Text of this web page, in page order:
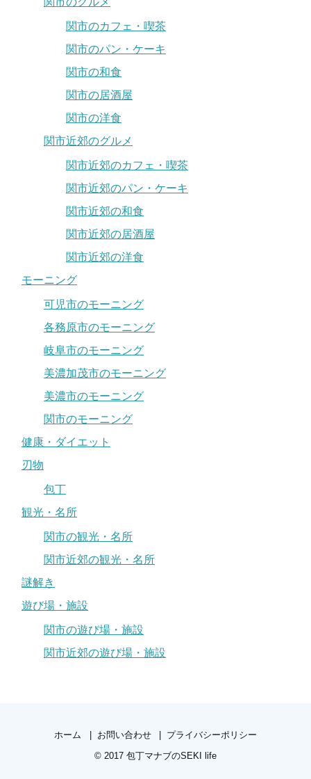
関市のカフェ・喫茶
関市のパン・ケーキ
関市の和食
関市の居酒屋
関市の洋食
関市近郊のグルメ
関市近郊のカフェ・喫茶
関市近郊のパン・ケーキ
関市近郊の和食
関市近郊の居酒屋
関市近郊の洋食
モーニング
可児市のモーニング
各務原市のモーニング
岐阜市のモーニング
美濃加茂市のモーニング
美濃市のモーニング
関市のモーニング
健康・ダイエット
刃物
包丁
観光・名所
関市の観光・名所
関市近郊の観光・名所
謎解き
遊び場・施設
関市の遊び場・施設
関市近郊の遊び場・施設
ホーム お問い合わせ
プライバシーポリシー
© 2017 包丁マナブのSEKI life